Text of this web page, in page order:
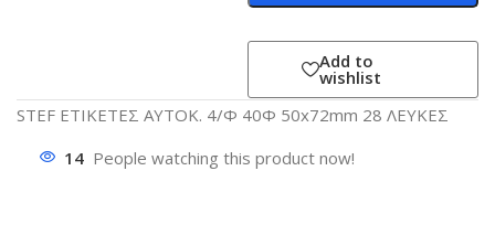
Add to
wishlist
STEF ΕΤΙΚΕΤΕΣ ΑΥΤΟΚ. 4/Φ 40Φ 50x72mm 28 ΛΕΥΚΕΣ
14 People watching this product now!